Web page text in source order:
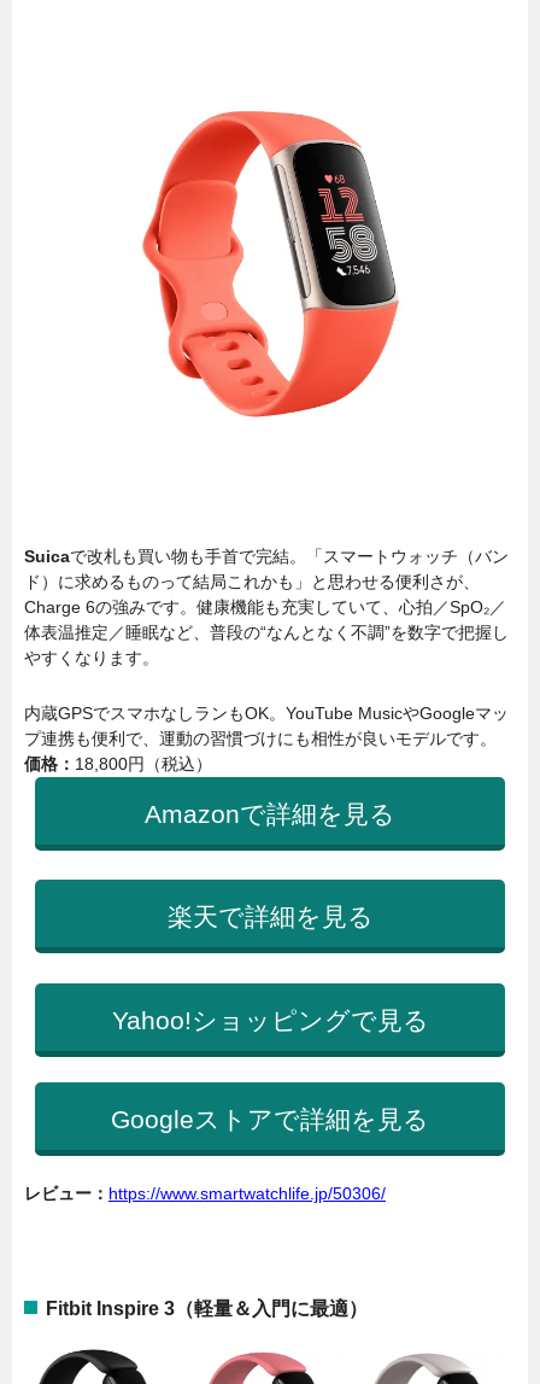
Suicaで改札も買い物も手首で完結。「スマートウォッチ（バン
ド）に求めるものって結局これかも」と思わせる便利さが、
Charge 6の強みです。健康機能も充実していて、心拍／SpO₂／
体表温推定／睡眠など、普段の“なんとなく不調”を数字で把握し
やすくなります。
内蔵GPSでスマホなしランもOK。YouTube MusicやGoogleマッ
プ連携も便利で、運動の習慣づけにも相性が良いモデルです。
価格： 18,800円（税込）
Amazonで詳細を見る
楽天で詳細を見る
Yahoo!ショッピングで見る
Googleストアで詳細を見る
レビュー： https://www.smartwatchlife.jp/50306/
Fitbit Inspire 3（軽量＆入門に最適）